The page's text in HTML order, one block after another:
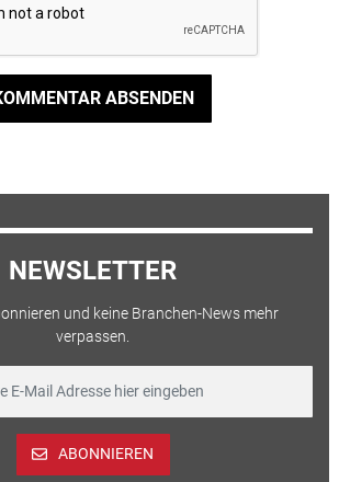
ABSENDEN
NEWSLETTER
und keine Branchen-News mehr
verpassen.
ABONNIEREN